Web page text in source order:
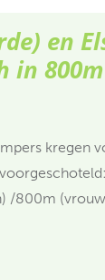
en
in
kregen
/800m